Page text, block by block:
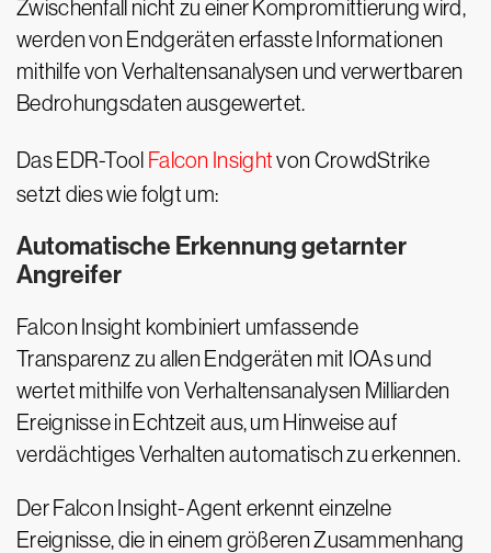
Zwischenfall nicht zu einer Kompromittierung wird,
werden von Endgeräten erfasste Informationen
mithilfe von Verhaltensanalysen und verwertbaren
Bedrohungsdaten ausgewertet.
Das EDR-Tool Falcon Insightvon CrowdStrike
setzt dies wie folgt um:
Automatische Erkennung getarnter
Angreifer
Falcon Insight kombiniert umfassende
Transparenz zu allen Endgeräten mit IOAs und
wertet mithilfe von Verhaltensanalysen Milliarden
Ereignisse in Echtzeit aus, um Hinweise auf
verdächtiges Verhalten automatisch zu erkennen.
Der Falcon Insight-Agent erkennt einzelne
Ereignisse, die in einem größeren Zusammenhang